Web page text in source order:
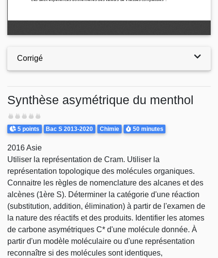
Corrigé
Synthèse asymétrique du menthol
Difficulté
Points
5 points Theme
Bac S 2013-2020 Chimie Durée
50 minutes
2016 Asie
Utiliser la représentation de Cram. Utiliser la
représentation topologique des molécules organiques.
Connaitre les règles de nomenclature des alcanes et des
alcènes (1ère S). Déterminer la catégorie d'une réaction
(substitution, addition, élimination) à partir de l'examen de
la nature des réactifs et des produits. Identifier les atomes
de carbone asymétriques C* d'une molécule donnée. À
partir d'un modèle moléculaire ou d'une représentation
reconnaître si des molécules sont identiques,